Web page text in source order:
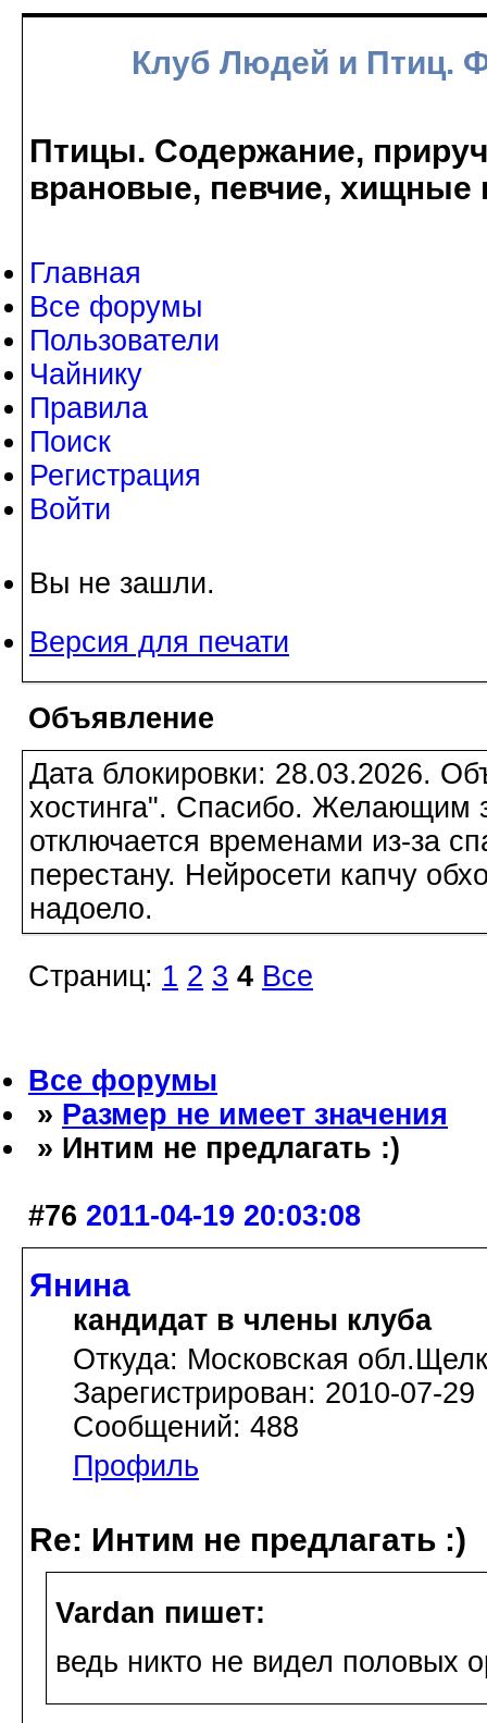
Клуб Людей и Птиц.
Птицы. Содержание,
врановые, певчие, хищные
Главная
Все форумы
Пользователи
Чайнику
Правила
Поиск
Регистрация
Войти
Вы не зашли.
Версия для печати
Объявление
Дата блокировки: 28.03.2026.
хостинга". Спасибо. Желающим
отключается временами из-за
перестану. Нейросети капчу
надоело.
Страниц: 1 2 3 4 Все
Все форумы
» Размер не имеет значения
» Интим не предлагать :)
#76 2011-04-19 20:03:08
Янина
кандидат в члены клуба
Откуда: Московская
Зарегистрирован: 2010-07-29
Сообщений: 488
Профиль
Re: Интим не предлагать :)
Vardan пишет:
ведь никто не видел половых